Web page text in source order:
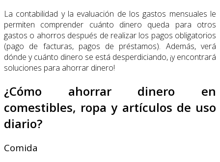
La contabilidad y la evaluación de los gastos mensuales le
permiten comprender cuánto dinero queda para otros
gastos o ahorros después de realizar los pagos obligatorios
(pago de facturas, pagos de préstamos). Además, verá
dónde y cuánto dinero se está desperdiciando, ¡y encontrará
soluciones para ahorrar dinero!
¿Cómo ahorrar dinero en
comestibles, ropa y artículos de uso
diario?
Comida